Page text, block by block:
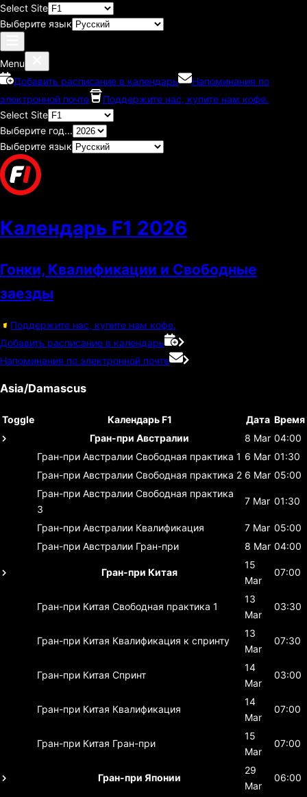
Select Site
Выберите язык
Menu
Добавить расписание в календарь
Напоминания по
электронной почте
Поддержите нас, купите нам кофе.
Select Site
Выберите год...
Выберите язык
Календарь F1 2026
Гонки, Квалификации и Свободные
заезды
Поддержите нас, купите нам кофе.
Добавить расписание в календарь
Напоминания по электронной почте
Asia/Damascus
Toggle Календарь F1 Дата Время
Гран-при Австралии
8 Mar 04:00
Гран-при Австралии Свободная практика 1 6 Mar 01:30
Гран-при Австралии Свободная практика 2 6 Mar 05:00
Гран-при Австралии Свободная практика
3
7 Mar 01:30
Гран-при Австралии Квалификация 7 Mar 05:00
Гран-при Австралии Гран-при 8 Mar 04:00
Гран-при Китая
15
Mar
07:00
Гран-при Китая Свободная практика 1
13
Mar
03:30
Гран-при Китая Квалификация к спринту
13
Mar
07:30
Гран-при Китая Спринт
14
Mar
03:00
Гран-при Китая Квалификация
14
Mar
07:00
Гран-при Китая Гран-при
15
Mar
07:00
Гран-при Японии
29
Mar
06:00